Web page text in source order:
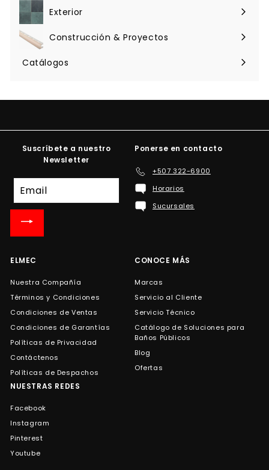
Exterior
Expandir
menú Construcción & Proyectos
Expandir
menú
Catálogos
Suscríbete a nuestro
Newsletter
nuestra
lista
Ponerse en contacto
+507 322-6900
Horarios
Sucursales
ELMEC
Nuestra Compañía
Términos y Condiciones
Condiciones de Ventas
Condiciones de Garantías
Políticas de Privacidad
Contáctenos
Políticas de Despachos
CONOCE MÁS
Marcas
Servicio al Cliente
Servicio Técnico
Catálogo de Soluciones para
Baños Públicos
Blog
Ofertas
NUESTRAS REDES
Facebook
Instagram
Pinterest
Youtube